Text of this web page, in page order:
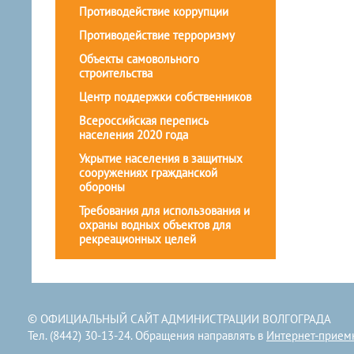
Противодействие коррупции
Противодействие терроризму
Объекты самовольного
строительства
Центр поддержки собственников
Всероссийская перепись
населения 2020 года
Укрытие населения в защитных
сооружениях гражданской
обороны
Требования для использования и
охраны водных объектов для
рекреационных целей
© ОФИЦИАЛЬНЫЙ САЙТ АДМИНИСТРАЦИИ ВОЛГОГРАДА
Тел. (8442) 30-13-24. Обращения направлять в Интернет-